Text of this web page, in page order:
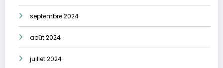
septembre 2024
août 2024
juillet 2024